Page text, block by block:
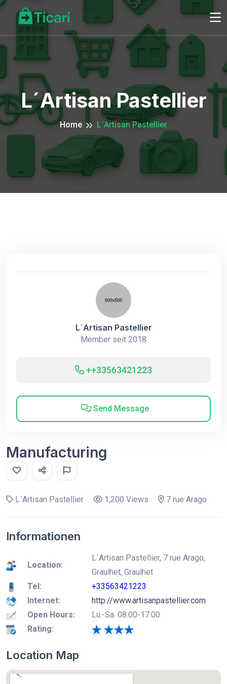
L´Artisan Pastellier
Home L´Artisan Pastellier
L´Artisan Pastellier
Member seit 2018
++33563421223
Send Message
Manufacturing
L´Artisan Pastellier 1,200 Views 7 rue Arago
Informationen
Location:
L´Artisan Pastellier, 7 rue Arago,
Graulhet, Graulhet
Tel:
+33563421223
Internet:
http://www.artisanpastellier.com
Open Hours:
Lu.-Sa. 08:00-17:00
Rating:
Location Map